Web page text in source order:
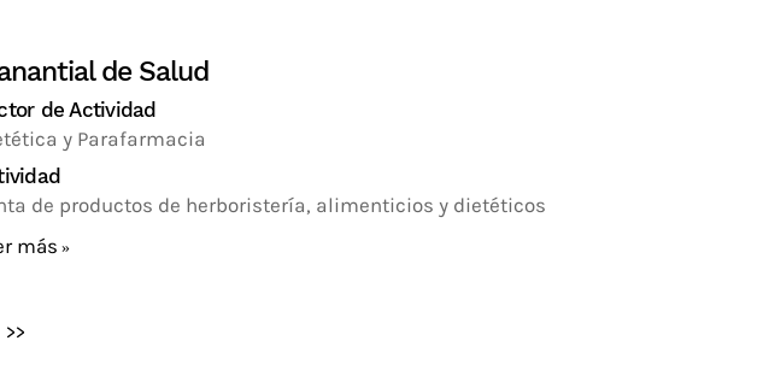
de Salud
de Actividad
y Parafarmacia
de productos de herboristería, alimenticios y dietéticos
más
>>